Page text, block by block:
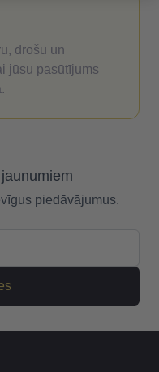
drošu un
jūsu pasūtījums
piedāvājumus.